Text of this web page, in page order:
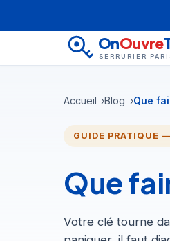
OnOuvre
SERRURIER
Accueil Blog Que
GUIDE PRATIQUE
Que
Votre clé tourne